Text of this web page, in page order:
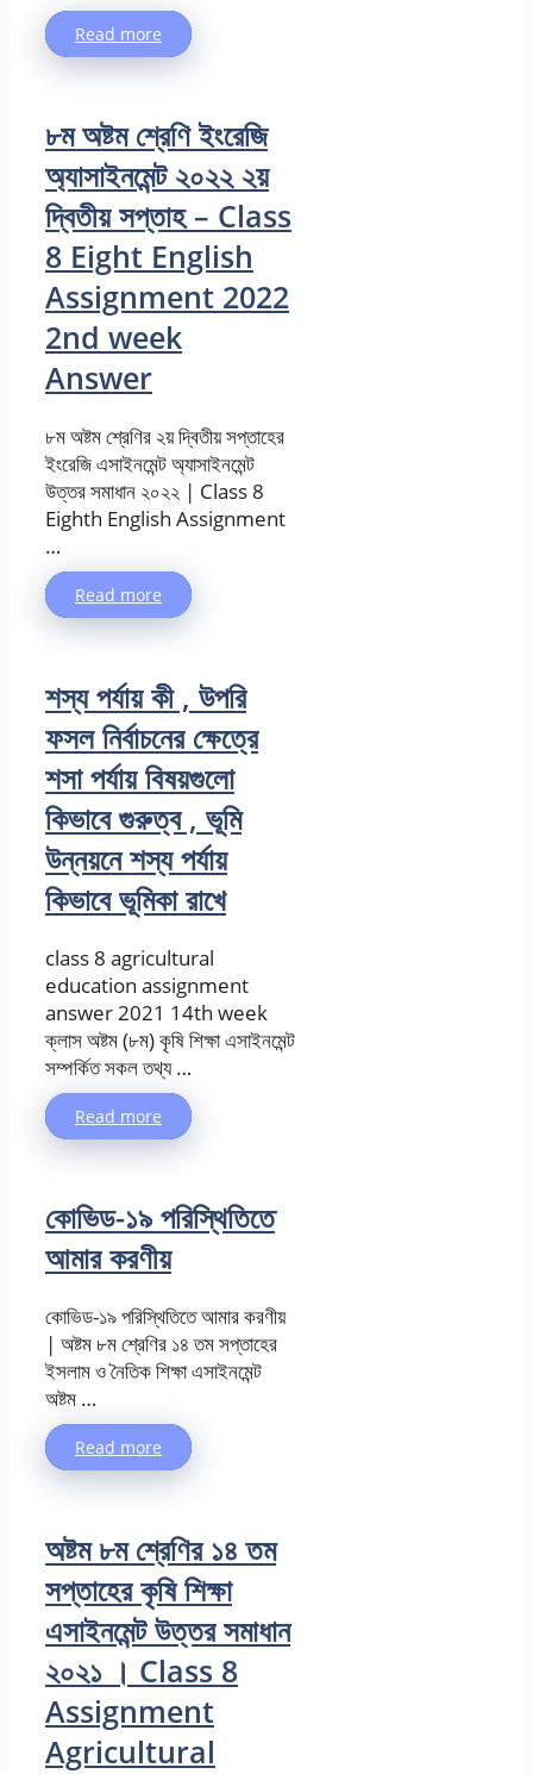
Read more
৮ম অষ্টম শ্রেণি ইংরেজি
অ্যাসাইনমেন্ট ২০২২ ২য়
দ্বিতীয় সপ্তাহ – Class
8 Eight English
Assignment 2022
2nd week
Answer
৮ম অষ্টম শ্রেণির ২য় দ্বিতীয় সপ্তাহের
ইংরেজি এসাইনমেন্ট অ্যাসাইনমেন্ট
উত্তর সমাধান ২০২২ | Class 8
Eighth English Assignment
…
Read more
শস্য পর্যায় কী , উপরি
ফসল নির্বাচনের ক্ষেত্রে
শসা পর্যায় বিষয়গুলো
কিভাবে গুরুত্ব , ভূমি
উন্নয়নে শস্য পর্যায়
কিভাবে ভূমিকা রাখে
class 8 agricultural
education assignment
answer 2021 14th week
ক্লাস অষ্টম (৮ম) কৃষি শিক্ষা এসাইনমেন্ট
সম্পর্কিত সকল তথ্য …
Read more
কোভিড-১৯ পরিস্থিতিতে
আমার করণীয়
কোভিড-১৯ পরিস্থিতিতে আমার করণীয়
| অষ্টম ৮ম শ্রেণির ১৪ তম সপ্তাহের
ইসলাম ও নৈতিক শিক্ষা এসাইনমেন্ট
অষ্টম …
Read more
অষ্টম ৮ম শ্রেণির ১৪ তম
সপ্তাহের কৃষি শিক্ষা
এসাইনমেন্ট উত্তর সমাধান
২০২১ । Class 8
Assignment
Agricultural